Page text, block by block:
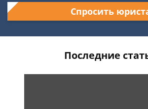
Спросить
Последние